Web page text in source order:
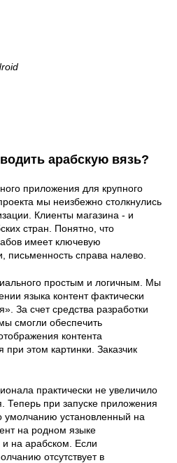
арабскую вязь?
приложения для крупного
мы неизбежно столкнулись
Клиенты магазина - и
стран. Понятно, что
имеет ключевую
письменность справа налево.
простым и логичным. Мы
языка контент фактически
За счет средства разработки
смогли обеспечить
контента
при этом картинки. Заказчик
практически не увеличило
Теперь при запуске приложения
умолчанию установленный на
на родном языке
и на арабском. Если
отсутствует в